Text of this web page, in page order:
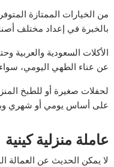
من الخيارات الممتازة
بالخبرة في إعداد مختلف
الأكلات السعودية والعربية
عن عناء الطهي اليومي، سواء
لحفلات صغيرة أو للطبخ
على أساس يومي أو شهري
عاملة منزلية كينية
لا يمكن الحديث عن العمالة